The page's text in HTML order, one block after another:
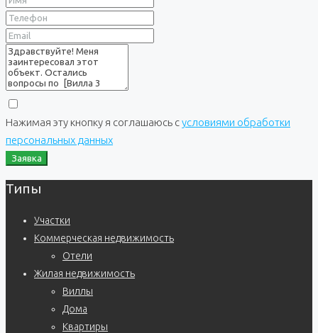
Нажимая эту кнопку я соглашаюсь сусловиями обработки
персональных данных
Заявка
Типы
Участки
Коммерческая недвижимость
Отели
Жилая недвижимость
Виллы
Дома
Квартиры